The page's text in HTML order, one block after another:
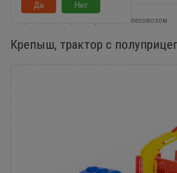
Крепыш, трактор с полуприцепом-лесовозом
Крепыш, трактор с